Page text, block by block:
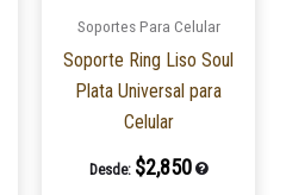
Soportes Para Celular
Soporte Ring Liso Soul
Plata Universal para
Celular
Desde: $2,850